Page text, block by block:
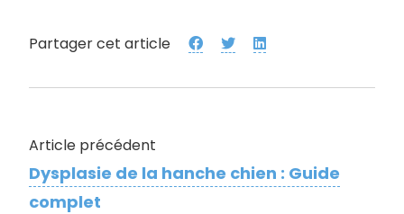
Partager cet article
Article précédent
Dysplasie de la hanche chien : Guide
complet